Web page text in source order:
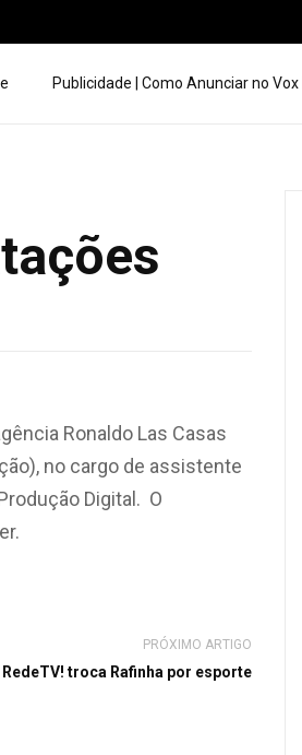
Publicidade | Como Anunciar no Vox
Ronaldo Las Casas
no cargo de assistente
Digital. O
PRÓXIMO ARTIGO
RedeTV! troca Rafinha por esporte